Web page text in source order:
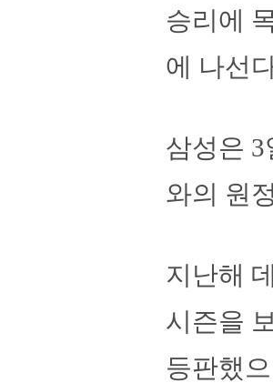
승리에
에 나선
삼성은
와의 원
지난해
시즌을
등판했